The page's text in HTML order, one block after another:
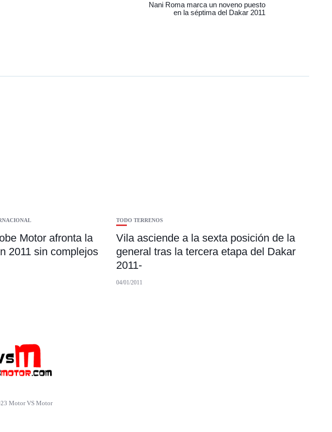
Nani Roma marca un noveno puesto
en la séptima del Dakar 2011
Motor afronta la
2011 sin complejos
TODO TERRENOS
Vila asciende a la sexta posición de la
general tras la tercera etapa del Dakar
2011-
04/01/2011
Motor VS Motor